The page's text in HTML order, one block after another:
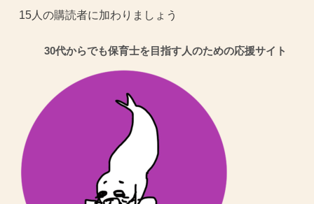
ド
15人の購読者に加わりましょう
30代からでも保育士を目指す人のための応援サイト